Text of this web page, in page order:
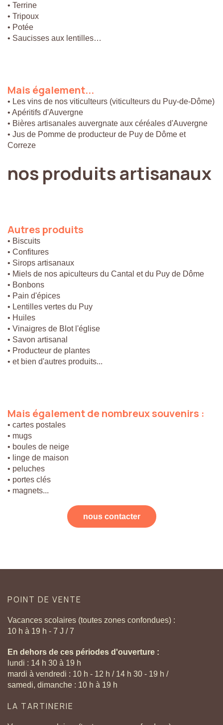
• Terrine
• Tripoux
• Potée
• Saucisses aux lentilles…
Mais également...
• Les vins de nos viticulteurs (viticulteurs du Puy-de-Dôme)
• Apéritifs d'Auvergne
• Bières artisanales auvergnate aux céréales d'Auvergne
• Jus de Pomme de producteur de Puy de Dôme et
Correze
nos produitsartisanaux
Autres produits
• Biscuits
• Confitures
• Sirops artisanaux
• Miels de nos apiculteurs du Cantal et du Puy de Dôme
• Bonbons
• Pain d'épices
• Lentilles vertes du Puy
• Huiles
• Vinaigres de Blot l'église
• Savon artisanal
• Producteur de plantes
• et bien d'autres produits...
Mais égalementdenombreuxsouvenirs :
• cartes postales
• mugs
• boules de neige
• linge de maison
• peluches
• portes clés
• magnets...
nous contacter
POINT DE VENTE
Vacances scolaires (toutes zones confondues) :
10 h à 19 h - 7 J / 7
En dehors de ces périodes d'ouverture :
lundi : 14 h 30 à 19 h
mardi à vendredi : 10 h - 12 h / 14 h 30 - 19 h /
samedi, dimanche : 10 h à 19 h
LA TARTINERIE